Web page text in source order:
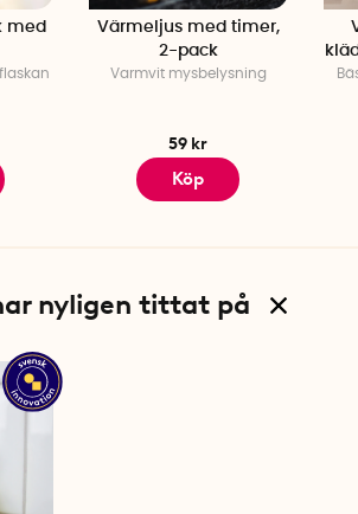
med
Värmeljus med timer,
2-pack
Varmvit mysbelysning
59 kr
Köp
nyligen tittat på